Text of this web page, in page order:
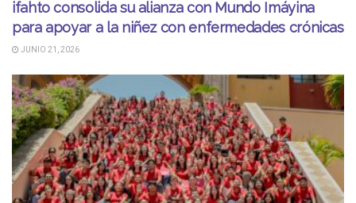
ifahto consolida su alianza con Mundo Imáyina
para apoyar a la niñez con enfermedades crónicas
JUNIO 21, 2026